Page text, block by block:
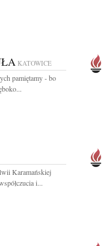
KATOWICE
pamiętamy - bo
Karamańskiej
i...